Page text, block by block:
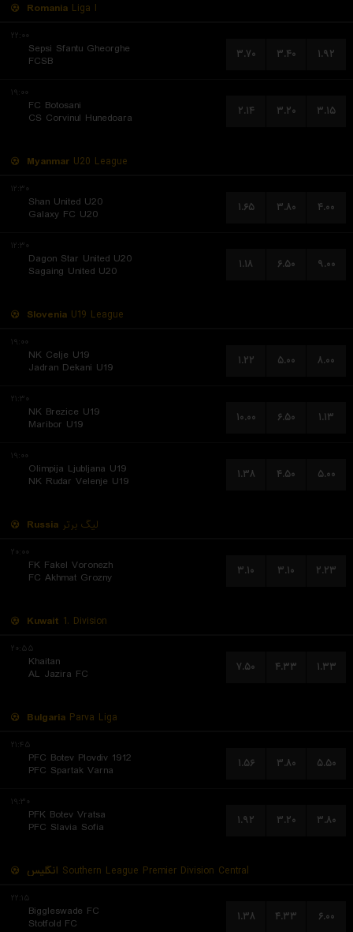
Romania Liga I
۲۲:۰۰
Sepsi Sfantu Gheorghe
FCSB
۳.۷۰ ۳.۴۰ ۱.۹۲
۱۹:۰۰
FC Botosani
CS Corvinul Hunedoara
۲.۱۴ ۳.۲۰ ۳.۱۵
Myanmar U20 League
۱۲:۳۰
Shan United U20
Galaxy FC U20
۱.۶۵ ۳.۸۰ ۴.۰۰
۱۲:۳۰
Dagon Star United U20
Sagaing United U20
۱.۱۸ ۶.۵۰ ۹.۰۰
Slovenia U19 League
۱۹:۰۰
NK Celje U19
Jadran Dekani U19
۱.۲۲ ۵.۰۰ ۸.۰۰
۲۱:۳۰
NK Brezice U19
Maribor U19
۱۰.۰۰ ۶.۵۰ ۱.۱۳
۱۹:۰۰
Olimpija Ljubljana U19
NK Rudar Velenje U19
۱.۳۸ ۴.۵۰ ۵.۰۰
Russia لیگ برتر
۲۰:۰۰
FK Fakel Voronezh
FC Akhmat Grozny
۳.۱۰ ۳.۱۰ ۲.۲۳
Kuwait 1. Division
۲۰:۵۵
Khaitan
AL Jazira FC
۷.۵۰ ۴.۳۳ ۱.۳۳
Bulgaria Parva Liga
۲۱:۴۵
PFC Botev Plovdiv 1912
PFC Spartak Varna
۱.۵۶ ۳.۸۰ ۵.۵۰
۱۹:۳۰
PFK Botev Vratsa
PFC Slavia Sofia
۱.۹۲ ۳.۲۰ ۳.۸۰
انگلیس Southern League Premier Division Central
۲۲:۱۵
Biggleswade FC
Stotfold FC
۱.۳۸ ۴.۳۳ ۶.۰۰